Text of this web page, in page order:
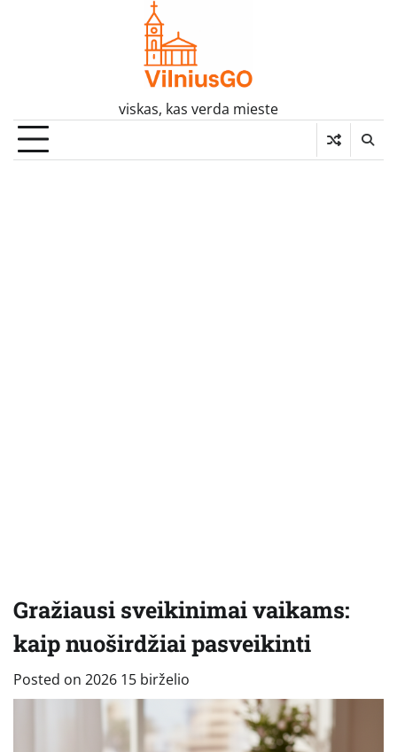
viskas, kas verda mieste
Gražiausi sveikinimai vaikams:
kaip nuoširdžiai pasveikinti
Posted on 2026 15 birželio